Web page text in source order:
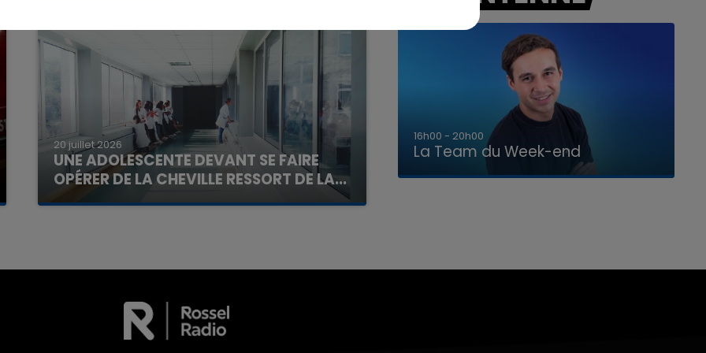
20 juillet 2026
UNE ADOLESCENTE DEVANT SE FAIRE
OPÉRER DE LA CHEVILLE RESSORT DE LA...
La famille a porté plainte contre la clinique qui a
16h00 - 20h00
La Team du Week-end
7h00 - 12h00
La Team du Week-end